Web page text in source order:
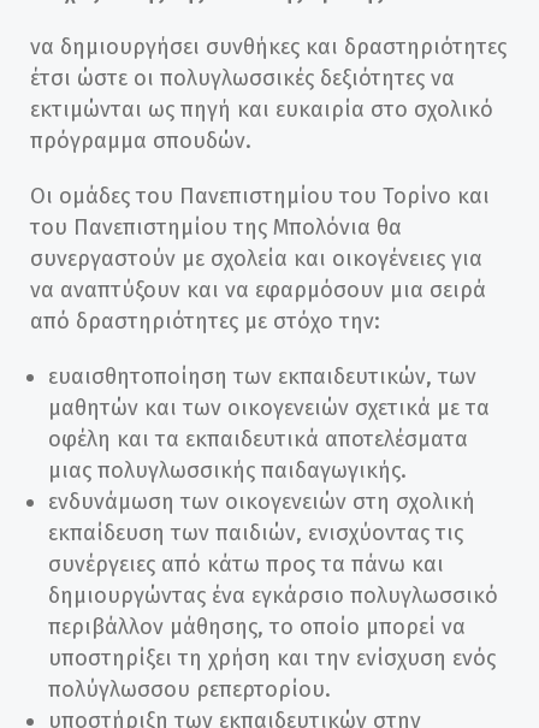
να δημιουργήσει συνθήκες και δραστηριότητες
έτσι ώστε οι πολυγλωσσικές δεξιότητες να
εκτιμώνται ως πηγή και ευκαιρία στο σχολικό
πρόγραμμα σπουδών.
Οι ομάδες του Πανεπιστημίου του Τορίνο και
του Πανεπιστημίου της Μπολόνια θα
συνεργαστούν με σχολεία και οικογένειες για
να αναπτύξουν και να εφαρμόσουν μια σειρά
από δραστηριότητες με στόχο την:
ευαισθητοποίηση των εκπαιδευτικών, των
μαθητών και των οικογενειών σχετικά με τα
οφέλη και τα εκπαιδευτικά αποτελέσματα
μιας πολυγλωσσικής παιδαγωγικής.
ενδυνάμωση των οικογενειών στη σχολική
εκπαίδευση των παιδιών, ενισχύοντας τις
συνέργειες από κάτω προς τα πάνω και
δημιουργώντας ένα εγκάρσιο πολυγλωσσικό
περιβάλλον μάθησης, το οποίο μπορεί να
υποστηρίξει τη χρήση και την ενίσχυση ενός
πολύγλωσσου ρεπερτορίου.
υποστήριξη των εκπαιδευτικών στην